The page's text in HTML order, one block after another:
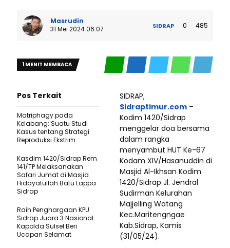
Masrudin
31 Mei 2024 06:07
SIDRAP 0 485
1 MENIT MEMBACA
SIDRAP,
Sidraptimur.com –
Kodim 1420/Sidrap
menggelar doa bersama
dalam rangka
menyambut HUT Ke-67
Kodam XIV/Hasanuddin di
Masjid Al-Ikhsan Kodim
1420/Sidrap Jl. Jendral
Sudirman Kelurahan
Majjelling Watang
Kec.Maritengngae
Kab.Sidrap, Kamis
(31/05/24).
Pos Terkait
Matriphagy pada
Kelabang: Suatu Studi
Kasus tentang Strategi
Reproduksi Ekstrim
Kasdim 1420/Sidrap Rem
141/TP Melaksanakan
Safari Jumat di Masjid
Hidayatullah Batu Lappa
Sidrap
Raih Penghargaan KPU
Sidrap Juara 3 Nasional:
Kapolda Sulsel Beri
Ucapan Selamat